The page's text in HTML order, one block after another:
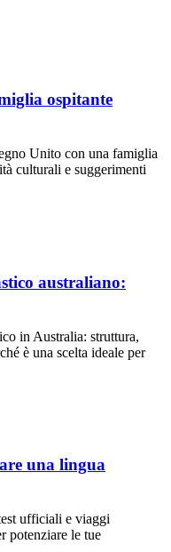
ospitante
Unito con una famiglia
culturali e suggerimenti
australiano:
in Australia: struttura,
è una scelta ideale per
una lingua
ufficiali e viaggi
potenziare le tue